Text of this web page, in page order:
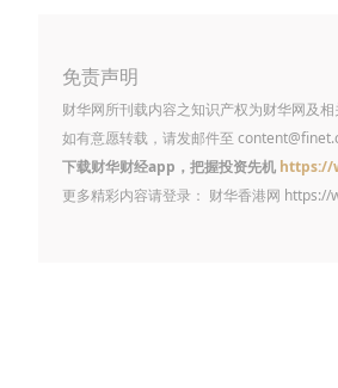
免责声明
财华网所刊载内容之知识产权为财华网及
如有意愿转载，请发邮件至
下载财华财经app，把握投资先机 https://
更多精彩内容请登录： 财华香港网 https://